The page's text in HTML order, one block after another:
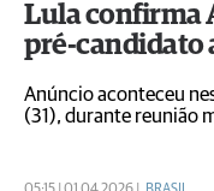
Lula confirma
pré-candidato
Anúncio aconteceu
(31), durante reunião